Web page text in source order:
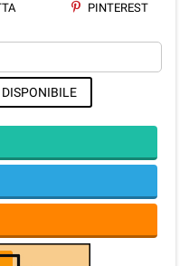
PINTEREST
DISPONIBILE